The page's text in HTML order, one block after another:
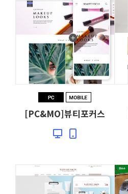
[PC&MO]뷰티포커스